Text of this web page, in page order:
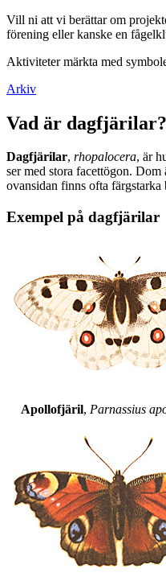
Vill ni att vi berättar om
förening eller kanske en
Aktiviteter märkta med
Arkiv
Vad är dagfjärilar?
Dagfjärilar, rhopalocera, är
ser med stora facettögon.
ovansidan finns ofta
Exempel på dagfjärilar
Apollofjäril, Parnassius